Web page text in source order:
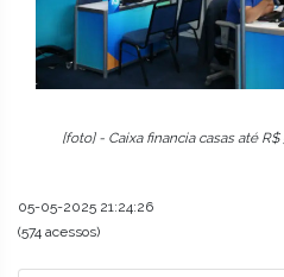
[foto] - Caixa financia casas até
05-05-2025 21:24:26
(574 acessos)